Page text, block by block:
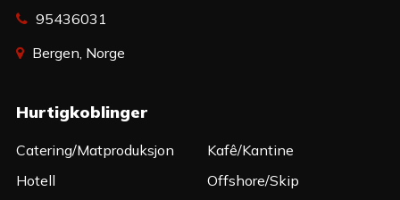
95436031
Bergen, Norge
Hurtigkoblinger
Catering/Matproduksjon
Hotell
Kafê/Kantine
Offshore/Skip